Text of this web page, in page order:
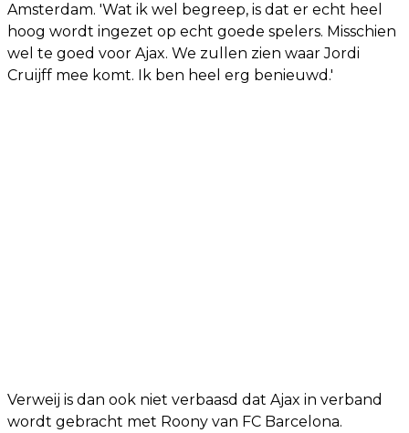
Amsterdam. 'Wat ik wel begreep, is dat er echt heel
hoog wordt ingezet op echt goede spelers. Misschien
wel te goed voor Ajax. We zullen zien waar Jordi
Cruijff mee komt. Ik ben heel erg benieuwd.'
Verweij is dan ook niet verbaasd dat Ajax in verband
wordt gebracht met Roony van FC Barcelona.